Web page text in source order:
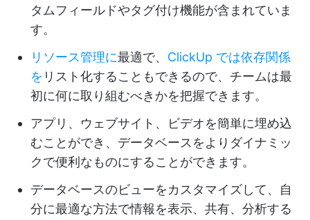
タムフィールドやタグ付け機能が含まれていま
す。
リソース管理に最適で、 ClickUp では依存関係
を リスト化することもできるので、チームは最
初に何に取り組むべきかを把握できます。
アプリ、ウェブサイト、ビデオを簡単に埋め込
むことができ、データベースをよりダイナミッ
クで便利なものにすることができます。
データベースのビューをカスタマイズして、自
分に最適な方法で情報を表示、共有、分析する